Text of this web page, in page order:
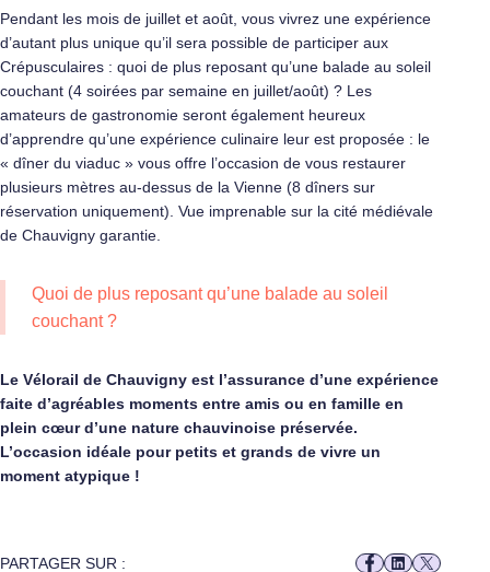
Pendant les mois de juillet et août, vous vivrez une expérience
d’autant plus unique qu’il sera possible de participer aux
Crépusculaires : quoi de plus reposant qu’une balade au soleil
couchant (4 soirées par semaine en juillet/août) ? Les
amateurs de gastronomie seront également heureux
d’apprendre qu’une expérience culinaire leur est proposée : le
« dîner du viaduc » vous offre l’occasion de vous restaurer
plusieurs mètres au-dessus de la Vienne (8 dîners sur
réservation uniquement). Vue imprenable sur la cité médiévale
de Chauvigny garantie.
Quoi de plus reposant qu’une balade au soleil
couchant ?
Le Vélorail de Chauvigny est l’assurance d’une expérience
faite d’agréables moments entre amis ou en famille en
plein cœur d’une nature chauvinoise préservée.
L’occasion idéale pour petits et grands de vivre un
moment atypique !
PARTAGER SUR :